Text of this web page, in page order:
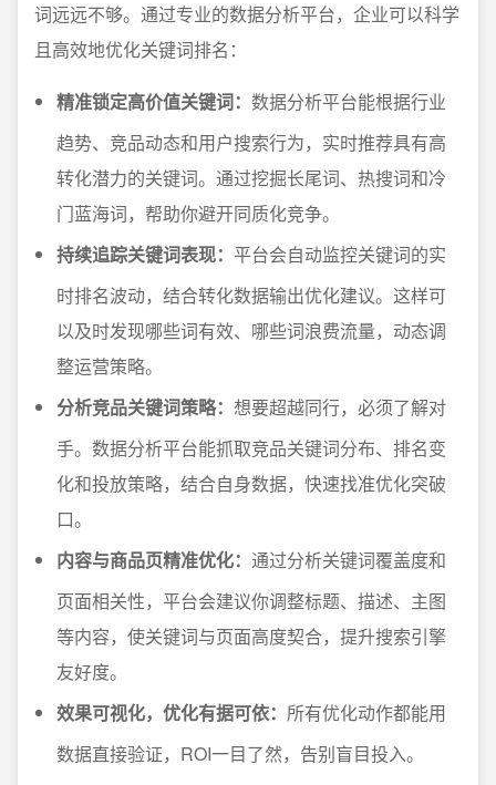
词远远不够。通过专业的数据分析平台，企业可以科学
且高效地优化关键词排名：
精准锁定高价值关键词： 数据分析平台能根据行业
趋势、竞品动态和用户搜索行为，实时推荐具有高
转化潜力的关键词。通过挖掘长尾词、热搜词和冷
门蓝海词，帮助你避开同质化竞争。
持续追踪关键词表现： 平台会自动监控关键词的实
时排名波动，结合转化数据输出优化建议。这样可
以及时发现哪些词有效、哪些词浪费流量，动态调
整运营策略。
分析竞品关键词策略： 想要超越同行，必须了解对
手。数据分析平台能抓取竞品关键词分布、排名变
化和投放策略，结合自身数据，快速找准优化突破
口。
内容与商品页精准优化： 通过分析关键词覆盖度和
页面相关性，平台会建议你调整标题、描述、主图
等内容，使关键词与页面高度契合，提升搜索引擎
友好度。
效果可视化，优化有据可依： 所有优化动作都能用
数据直接验证，ROI一目了然，告别盲目投入。